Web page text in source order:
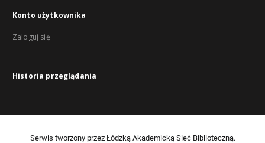
Konto użytkownika
Zaloguj się
Historia przeglądania
Serwis tworzony przez Łódzką Akademicką Sieć Biblioteczną.